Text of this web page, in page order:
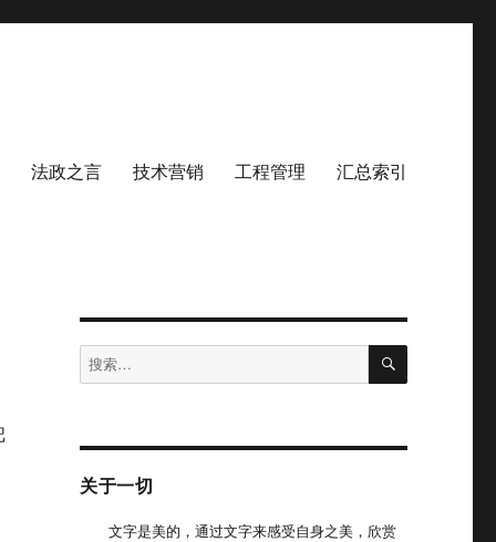
法政之言 技术营销 工程管理 汇总索引
搜
索：
搜
关于一切
文字是美的，通过文字来感受自身之美，欣赏